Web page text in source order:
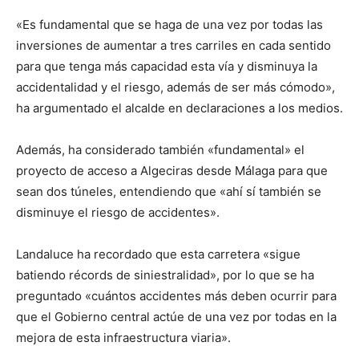
«Es fundamental que se haga de una vez por todas las
inversiones de aumentar a tres carriles en cada sentido
para que tenga más capacidad esta vía y disminuya la
accidentalidad y el riesgo, además de ser más cómodo»,
ha argumentado el alcalde en declaraciones a los medios.
Además, ha considerado también «fundamental» el
proyecto de acceso a Algeciras desde Málaga para que
sean dos túneles, entendiendo que «ahí sí también se
disminuye el riesgo de accidentes».
Landaluce ha recordado que esta carretera «sigue
batiendo récords de siniestralidad», por lo que se ha
preguntado «cuántos accidentes más deben ocurrir para
que el Gobierno central actúe de una vez por todas en la
mejora de esta infraestructura viaria».